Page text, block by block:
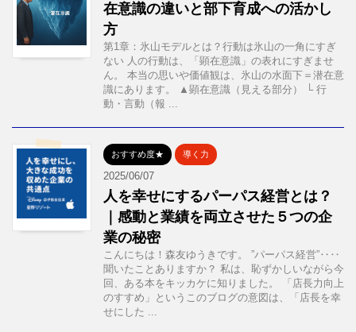
在意識の違いと部下育成への活かし
方
第1章：氷山モデルとは？行動は氷山の一角にすぎ
ない 人の行動は、「顕在意識」の表れにすぎませ
ん。 本当の思いや価値観は、氷山の水面下＝潜在意
識にあります。 ▲顕在意識（見える部分） └ 行
動・言動（報 ...
おすすめ度★ 導く力
2025/06/07
人を幸せにするパーパス経営とは？
｜感動と業績を両立させた５つの企
業の秘密
こんにちは！森友ゆうきです。 ”パーパス経営”‥‥
聞いたことありますか？ 私は、恥ずかしいながら今
回、ある本をキッカケに知りました。 「店長力向上
のすすめ」というこのブログの意図は、「店長を幸
せにした ...